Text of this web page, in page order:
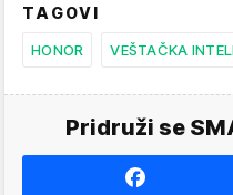
TAGOVI
HONOR VEŠTAČKA
Pridruži se